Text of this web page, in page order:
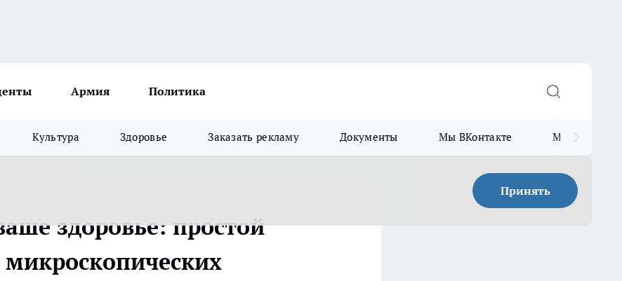
Армия Политика
Культура Здоровье Заказать рекламу Документы Мы ВКонтакте Мы в
Принять
здоровье: простой
микроскопических